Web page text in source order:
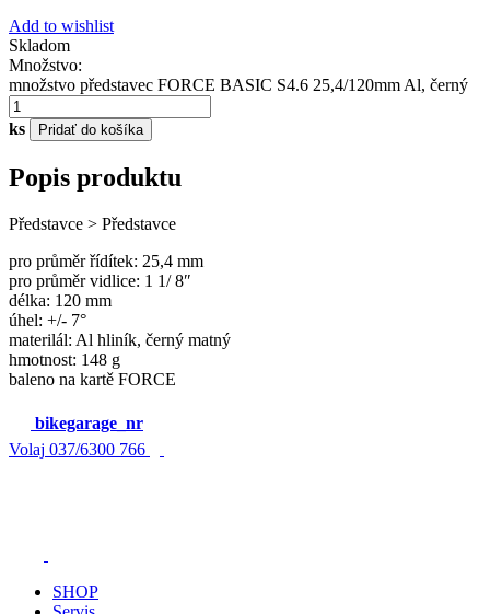
Add to wishlist
Skladom
Množstvo:
množstvo představec FORCE BASIC S4.6 25,4/120mm Al, černý
ks Pridať do košíka
Popis produktu
Představce > Představce
pro průměr řídítek: 25,4 mm
pro průměr vidlice: 1 1/ 8″
délka: 120 mm
úhel: +/- 7°
materilál: Al hliník, černý matný
hmotnost: 148 g
baleno na kartě FORCE
bikegarage_nr
Volaj 037/6300 766
SHOP